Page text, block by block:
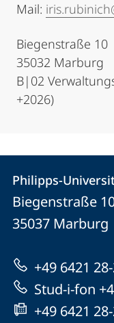
Mail:
Biegenstraße 10
35032 Marburg
B|02
+2026)
Kontakt
und
zur
Website
Philipps-
Universität
Philipps-
Biegenstraße
35037 Marburg
+49 6421
Stud-i-fon
+49 6421